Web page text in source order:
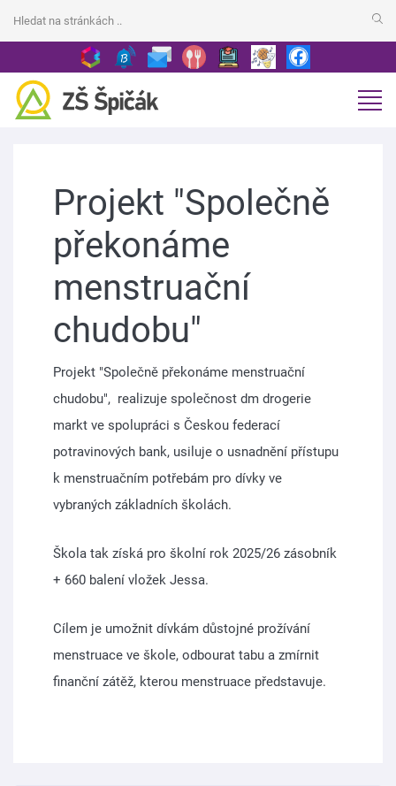
Projekt "Společně
překonáme
menstruační
chudobu"
Projekt "Společně překonáme menstruační
chudobu", realizuje společnost dm drogerie
markt ve spolupráci s Českou federací
potravinových bank, usiluje o usnadnění přístupu
k menstruačním potřebám pro dívky ve
vybraných základních školách.
Škola tak získá pro školní rok 2025/26 zásobník
+ 660 balení vložek Jessa.
Cílem je umožnit dívkám důstojné prožívání
menstruace ve škole, odbourat tabu a zmírnit
finanční zátěž, kterou menstruace představuje.